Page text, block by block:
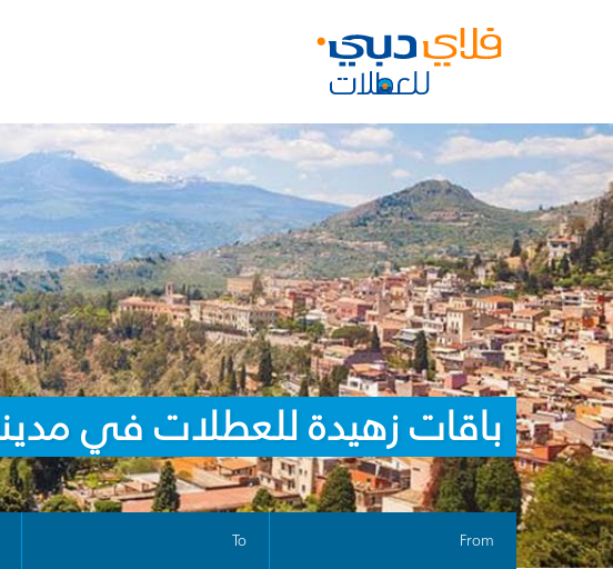
باقات زهيدة للعطلات في
From
To